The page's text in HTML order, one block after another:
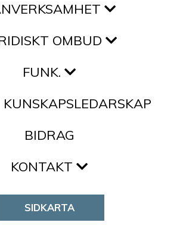
OMBUD
FUNK.
BIDRAG
KONTAKT
SIDKARTA